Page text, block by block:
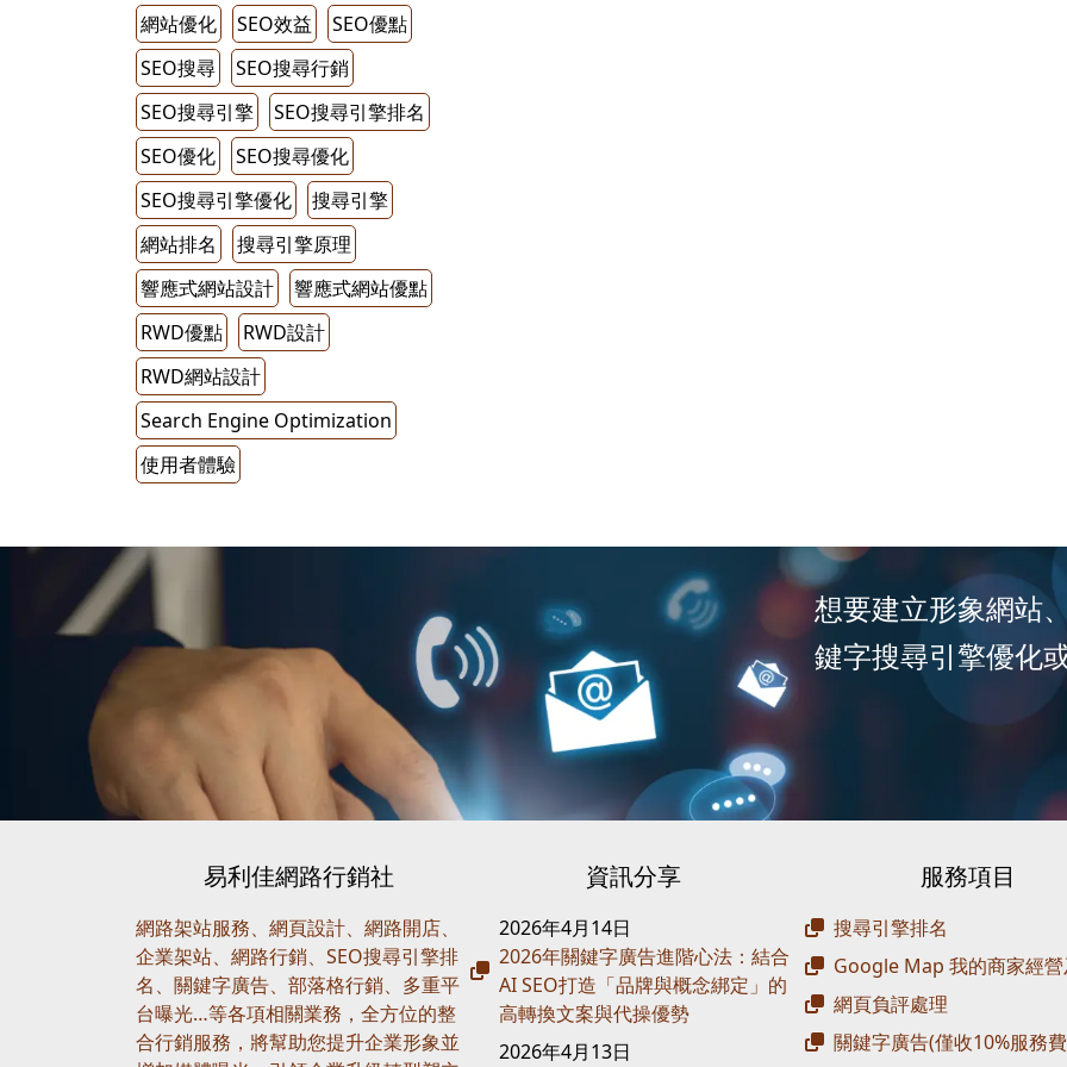
網站優化
SEO效益
SEO優點
SEO搜尋
SEO搜尋行銷
SEO搜尋引擎
SEO搜尋引擎排名
SEO優化
SEO搜尋優化
SEO搜尋引擎優化
搜尋引擎
網站排名
搜尋引擎原理
響應式網站設計
響應式網站優點
RWD優點
RWD設計
RWD網站設計
Search Engine Optimization
使用者體驗
想要建立形象網站
鍵字搜尋引擎優化
易利佳網路行銷社
網路架站服務、網頁設計、網路開店、
企業架站、網路行銷、SEO搜尋引擎排
名、關鍵字廣告、部落格行銷、多重平
台曝光…等各項相關業務，全方位的整
合行銷服務，將幫助您提升企業形象並
資訊分享
2026年4月14日
2026年關鍵字廣告進階心法：結合
AI SEO打造「品牌與概念綁定」的
高轉換文案與代操優勢
2026年4月13日
服務項目
搜尋引擎排名
Google Map 我的商家經
網頁負評處理
關鍵字廣告(僅收10%服務